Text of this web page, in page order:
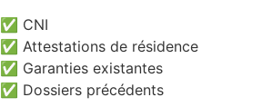
✅ CNI
✅ Attestations de résidence
✅ Garanties existantes
✅ Dossiers précédents